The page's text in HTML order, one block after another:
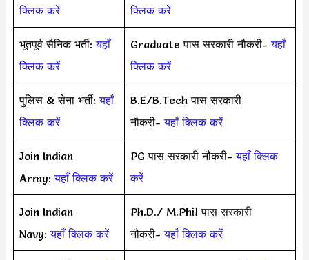
क्लिक करें
क्लिक करें
भूतपूर्व सैनिक भर्ती:यहाँ
क्लिक करें
Graduate पास सरकारी नौकरी-यहाँ
क्लिक करें
पुलिस & सेना भर्ती:यहाँ
क्लिक करें
B.E/B.Tech पास सरकारी
नौकरी-यहाँ क्लिक करें
Join Indian
Army:यहाँ क्लिक करें
PG पास सरकारी नौकरी-यहाँ क्लिक
करें
Join Indian
Navy:यहाँ क्लिक करें
Ph.D./ M.Phil पास सरकारी
नौकरी-यहाँ क्लिक करें